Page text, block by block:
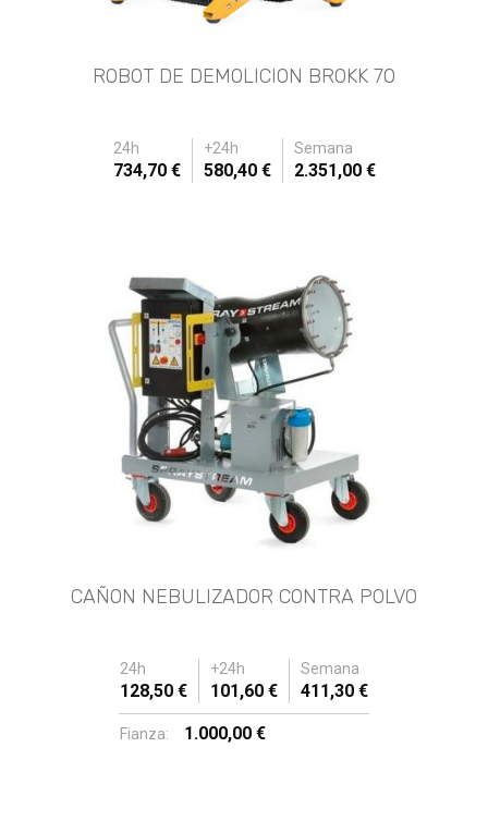
ROBOT DE DEMOLICION BROKK 70
24h +24h Semana
734,70 € 580,40 € 2.351,00 €
CAÑON NEBULIZADOR CONTRA POLVO
24h +24h Semana
128,50 € 101,60 € 411,30 €
Fianza: 1.000,00 €